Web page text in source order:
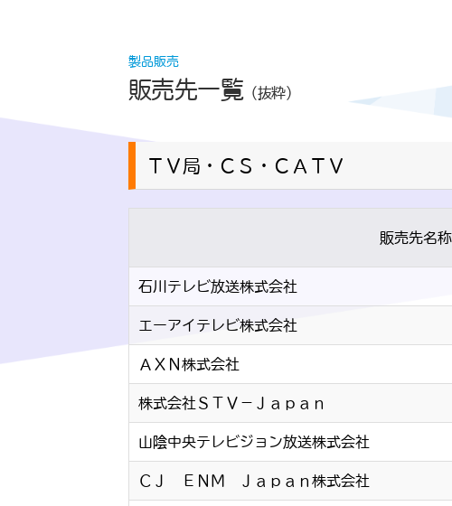
製品販売
販売先一覧 （抜粋）
ＴＶ局・ＣＳ・ＣＡＴＶ
販売先名称
石川テレビ放送株式会社
エーアイテレビ株式会社
ＡＸＮ株式会社
株式会社ＳＴＶ－Ｊａｐａｎ
山陰中央テレビジョン放送株式会社
ＣＪ ＥＮＭ Ｊａｐａｎ株式会社